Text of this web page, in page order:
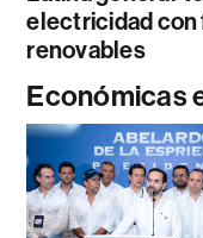
electricidad
renovables
Económicas